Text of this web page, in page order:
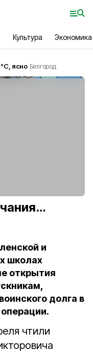
Культура Экономика
°С, ясно Белгород
и
школах
открытия
долга в
чтили